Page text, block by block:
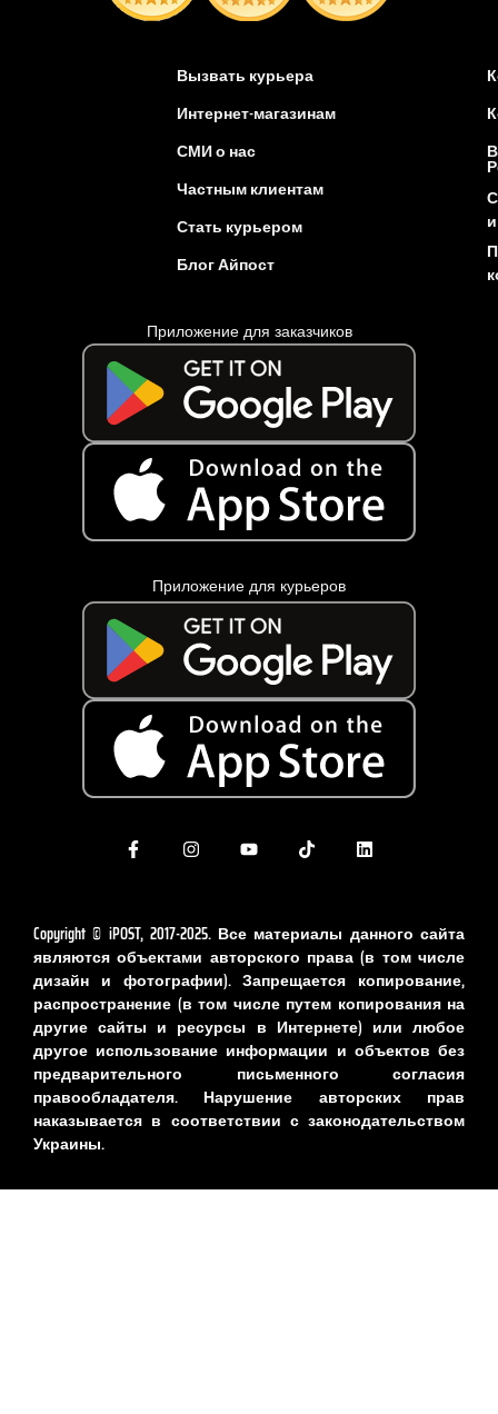
Вызвать курьера
Интернет-магазинам
СМИ о нас
Частным клиентам
Стать курьером
Блог Айпост
Приложение для заказчиков
Приложение для курьеров
Copyright © iPOST, 2017-2025. Все материалы данного сайта
являются объектами авторского права (в том числе
дизайн и фотографии). Запрещается копирование,
распространение (в том числе путем копирования на
другие сайты и ресурсы в Интернете) или любое
другое использование информации и объектов без
предварительного письменного согласия
правообладателя. Нарушение авторских прав
наказывается в соответствии с законодательством
Украины.